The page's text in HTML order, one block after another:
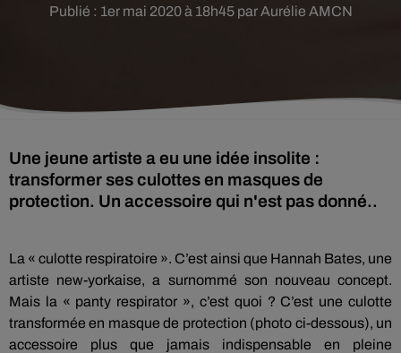
Publié : 1er mai 2020 à 18h45 par Aurélie AMCN
Une jeune artiste a eu une idée insolite :
transformer ses culottes en masques de
protection. Un accessoire qui n'est pas donné..
La « culotte respiratoire ». C’est ainsi que Hannah Bates, une
artiste new-yorkaise, a surnommé son nouveau concept.
Mais la « panty respirator », c’est quoi ? C’est une culotte
transformée en masque de protection (photo ci-dessous), un
accessoire plus que jamais indispensable en pleine